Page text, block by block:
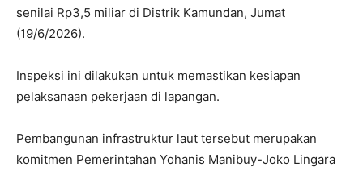
senilai Rp3,5 miliar di Distrik Kamundan, Jumat
(19/6/2026).
Inspeksi ini dilakukan untuk memastikan kesiapan
pelaksanaan pekerjaan di lapangan.
Pembangunan infrastruktur laut tersebut merupakan
komitmen Pemerintahan Yohanis Manibuy-Joko Lingara